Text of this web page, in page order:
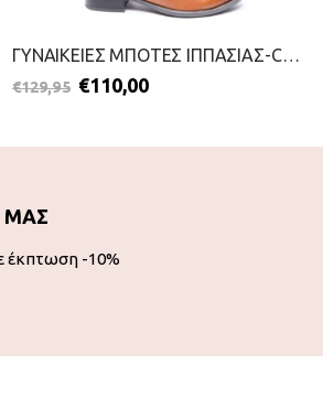
ΓΥΝΑΙΚΕΙΕΣ ΜΠΟΤΕΣ ΙΠΠΑΣΙΑΣ-CAPRICE-2111-0092-ΤΑΜΠΑ
€129,95 €110,00
ΜΑΣ
έκπτωση -10%